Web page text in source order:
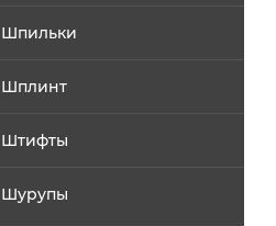
Шпильки
Шплинт
Штифты
Шурупы